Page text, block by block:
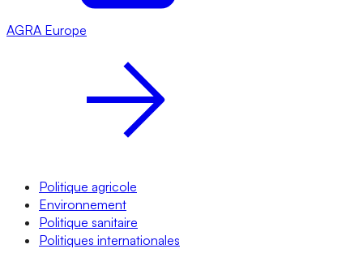
AGRA Europe
Politique agricole
Environnement
Politique sanitaire
Politiques internationales